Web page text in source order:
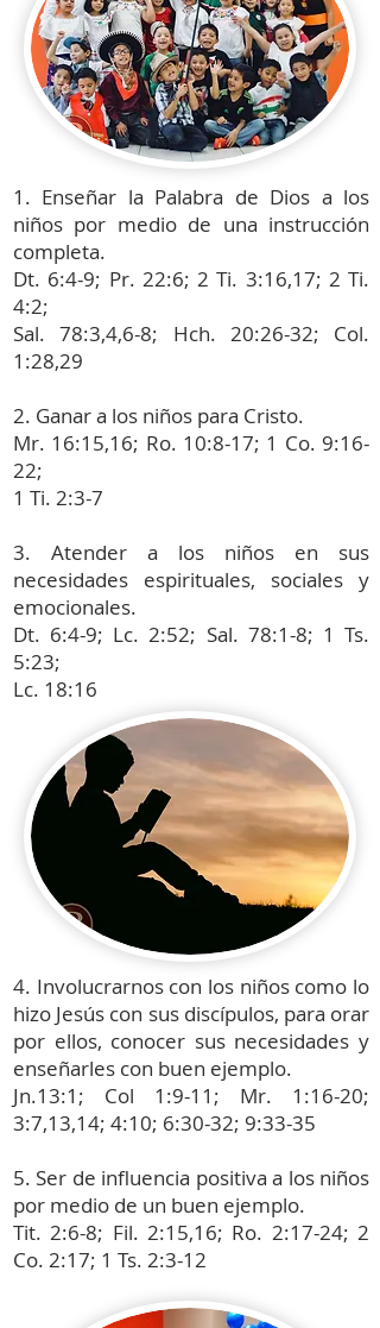
1. Enseñar la Palabra de Dios a los
niños por medio de una instrucción
completa.
Dt. 6:4-9; Pr. 22:6; 2 Ti. 3:16,17; 2 Ti.
4:2;
Sal. 78:3,4,6-8; Hch. 20:26-32; Col.
1:28,29
2. Ganar a los niños para Cristo.
Mr. 16:15,16; Ro. 10:8-17; 1 Co. 9:16-
22;
1 Ti. 2:3-7
3. Atender a los niños en sus
necesidades espirituales, sociales y
emocionales.
Dt. 6:4-9; Lc. 2:52; Sal. 78:1-8; 1 Ts.
5:23;
Lc. 18:16
4. Involucrarnos con los niños como lo
hizo Jesús con sus discípulos, para orar
por ellos, conocer sus necesidades y
enseñarles con buen ejemplo.
Jn.13:1; Col 1:9-11; Mr. 1:16-20;
3:7,13,14; 4:10; 6:30-32; 9:33-35
5. Ser de influencia positiva a los niños
por medio de un buen ejemplo.
Tit. 2:6-8; Fil. 2:15,16; Ro. 2:17-24; 2
Co. 2:17; 1 Ts. 2:3-12